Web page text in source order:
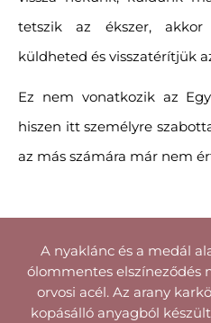
tetszik az ékszer,
küldheted és visszatérítjük
Ez nem vonatkozik az
hiszen itt személyre
az más számára már nem
A nyaklánc és a medál
ólommentes elszíneződés
orvosi acél. Az arany
kopásálló anyagból